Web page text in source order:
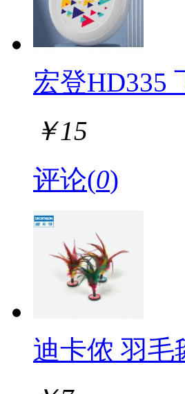
宏登HD335
￥15
评论(0)
迪卡侬 羽毛